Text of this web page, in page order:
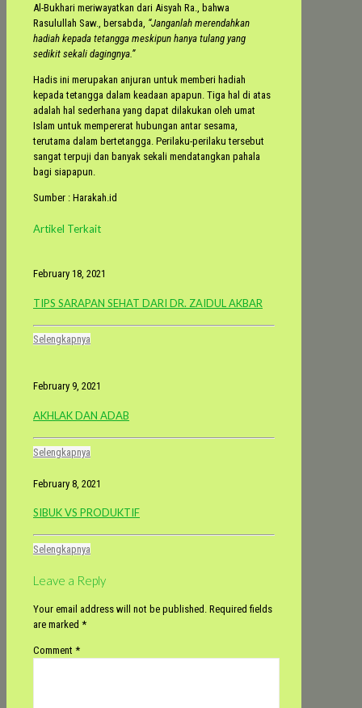
Al-Bukhari meriwayatkan dari Aisyah Ra., bahwa
Rasulullah Saw., bersabda, “Janganlah merendahkan
hadiah kepada tetangga meskipun hanya tulang yang
sedikit sekali dagingnya.”
Hadis ini merupakan anjuran untuk memberi hadiah
kepada tetangga dalam keadaan apapun. Tiga hal di atas
adalah hal sederhana yang dapat dilakukan oleh umat
Islam untuk mempererat hubungan antar sesama,
terutama dalam bertetangga. Perilaku-perilaku tersebut
sangat terpuji dan banyak sekali mendatangkan pahala
bagi siapapun.
Sumber : Harakah.id
Artikel Terkait
February 18, 2021
TIPS SARAPAN SEHAT DARI DR. ZAIDUL AKBAR
Selengkapnya
February 9, 2021
AKHLAK DAN ADAB
Selengkapnya
February 8, 2021
SIBUK VS PRODUKTIF
Selengkapnya
Leave a Reply
Your email address will not be published. Required fields
are marked *
Comment *